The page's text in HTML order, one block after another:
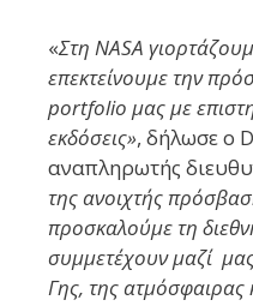
«Στη NASA
επεκτείνουμε την
portfolio μας με
εκδόσεις», δήλωσε ο
αναπληρωτής
της ανοιχτής
προσκαλούμε τη
συμμετέχουν μαζί
Γης, της ατμόσφαιρας